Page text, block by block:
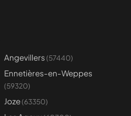
Angevillers (57440)
Ennetières-en-Weppes
(59320)
Joze(63350)